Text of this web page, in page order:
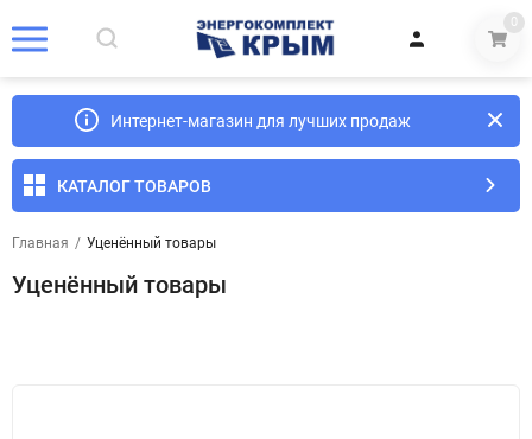
0
Интернет-магазин для лучших продаж
КАТАЛОГ ТОВАРОВ
Главная / Уценённый товары
Уценённый товары